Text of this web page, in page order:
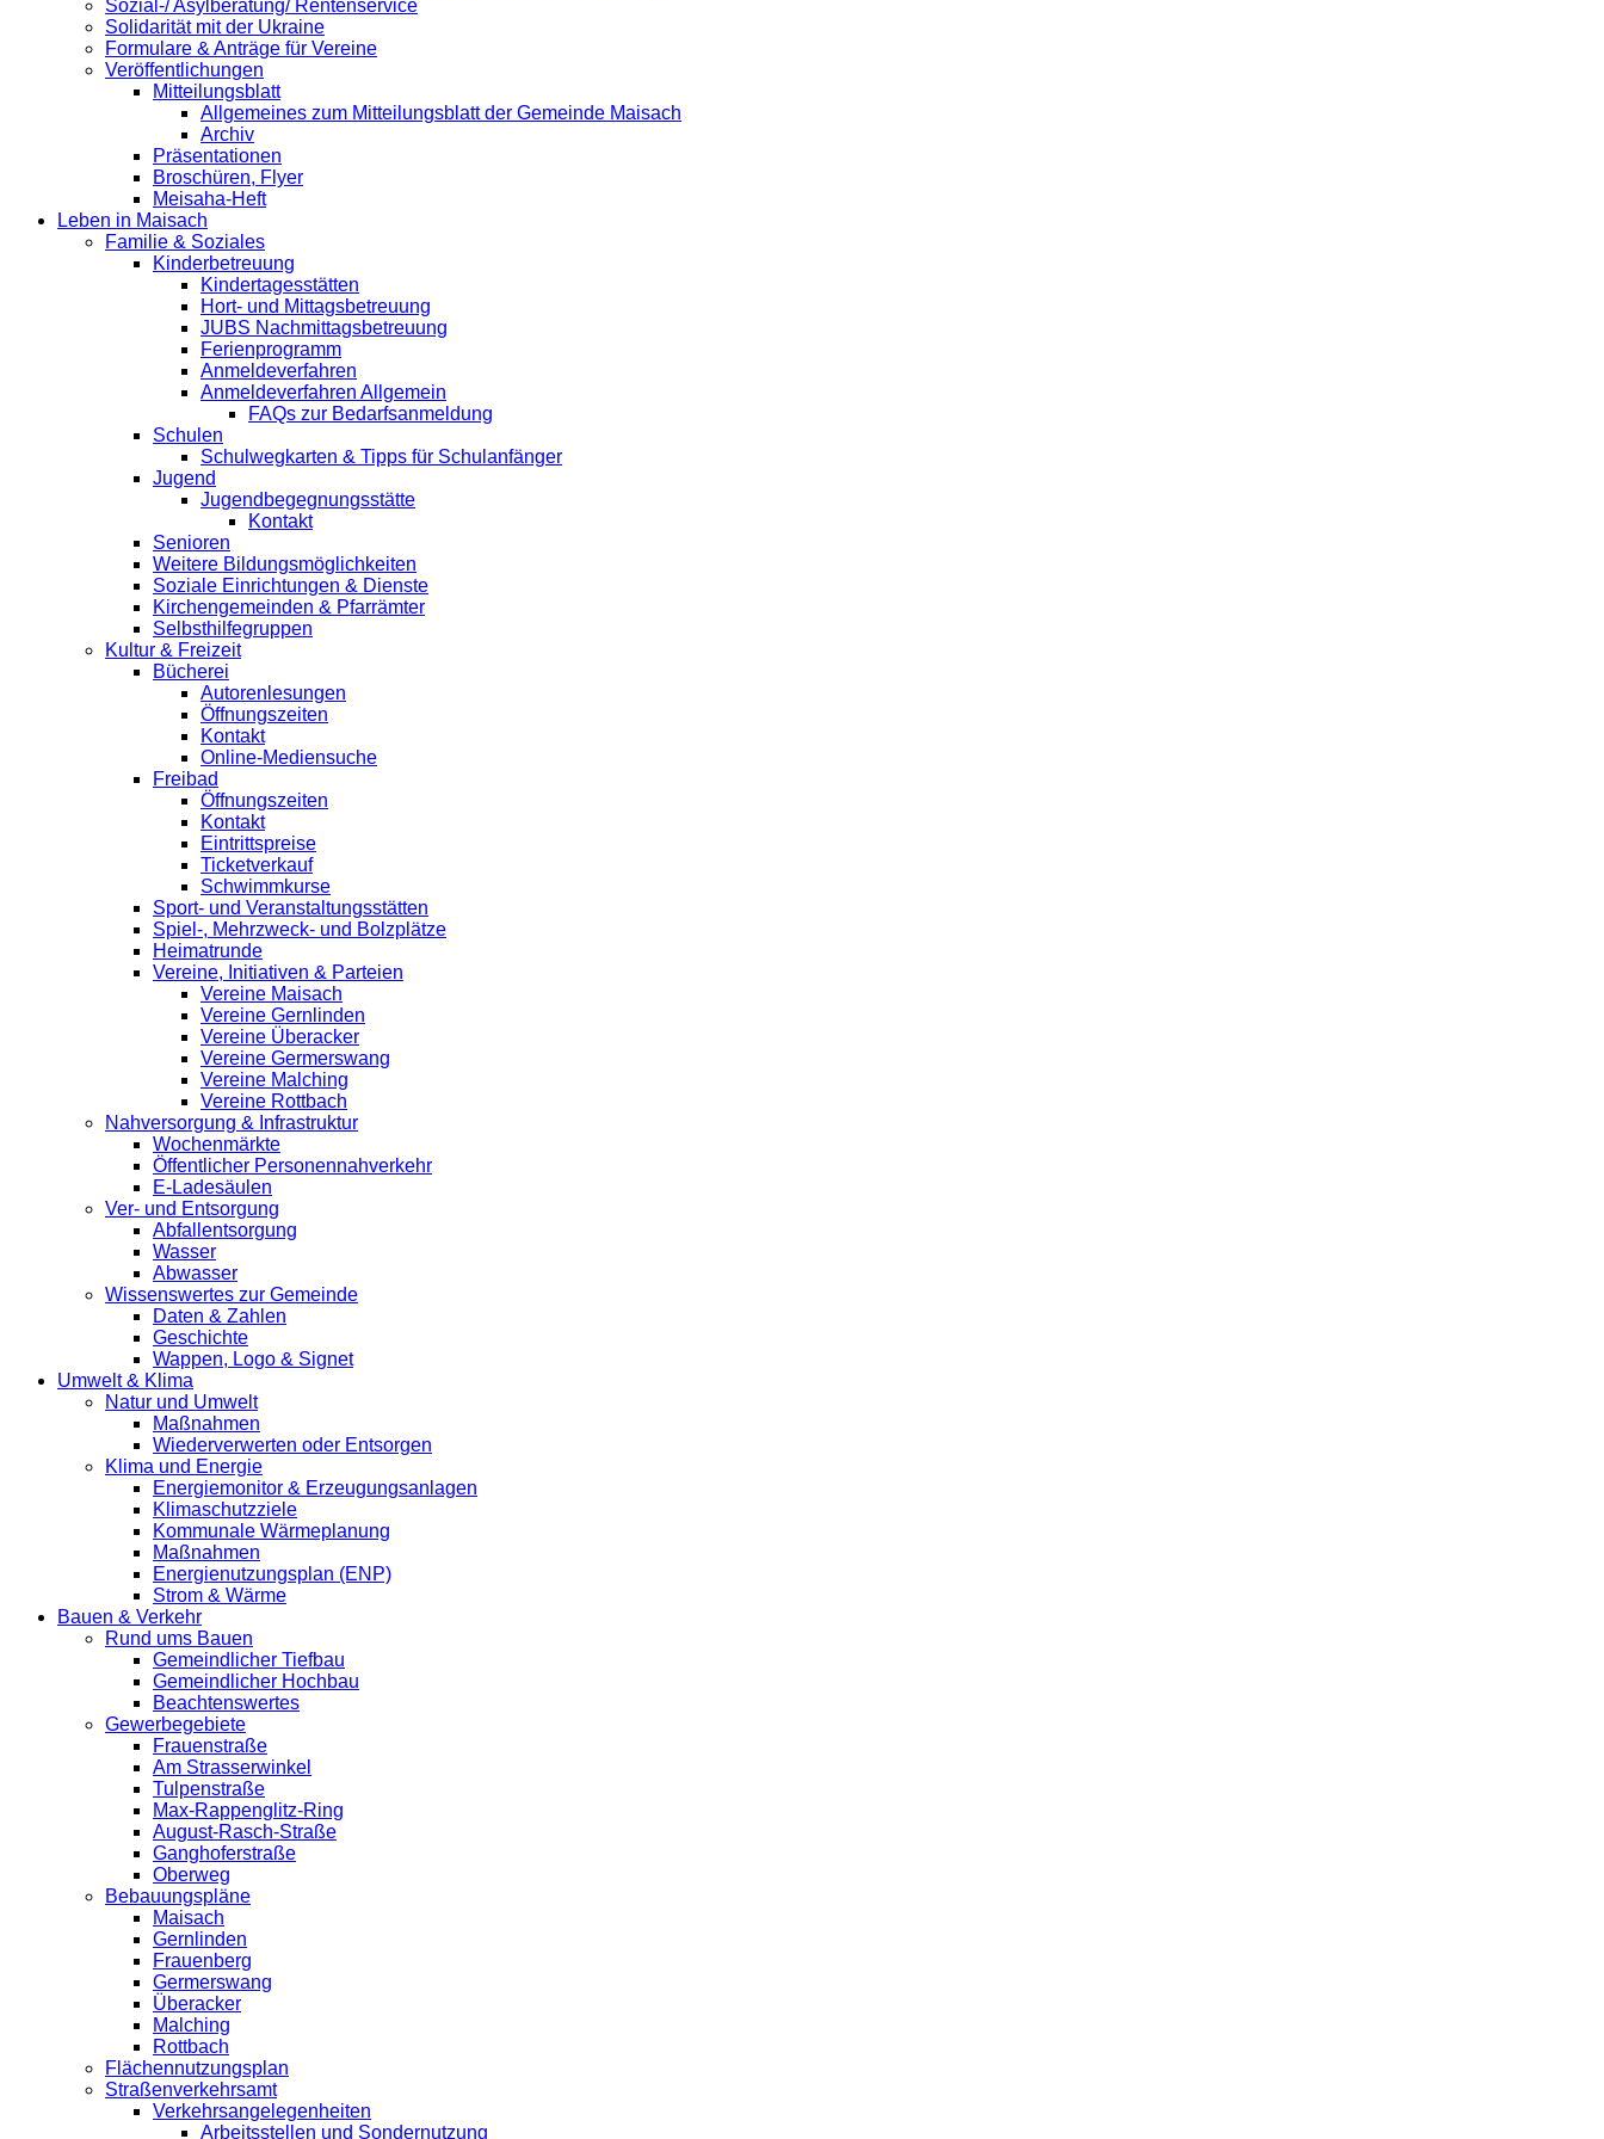
Sozial-/ Asylberatung/ Rentenservice
Solidarität mit der Ukraine
Formulare & Anträge für Vereine
Veröffentlichungen
Mitteilungsblatt
Allgemeines zum Mitteilungsblatt der Gemeinde Maisach
Archiv
Präsentationen
Broschüren, Flyer
Meisaha-Heft
Leben in Maisach
Familie & Soziales
Kinderbetreuung
Kindertagesstätten
Hort- und Mittagsbetreuung
JUBS Nachmittagsbetreuung
Ferienprogramm
Anmeldeverfahren
Anmeldeverfahren Allgemein
FAQs zur Bedarfsanmeldung
Schulen
Schulwegkarten & Tipps für Schulanfänger
Jugend
Jugendbegegnungsstätte
Kontakt
Senioren
Weitere Bildungsmöglichkeiten
Soziale Einrichtungen & Dienste
Kirchengemeinden & Pfarrämter
Selbsthilfegruppen
Kultur & Freizeit
Bücherei
Autorenlesungen
Öffnungszeiten
Kontakt
Online-Mediensuche
Freibad
Öffnungszeiten
Kontakt
Eintrittspreise
Ticketverkauf
Schwimmkurse
Sport- und Veranstaltungsstätten
Spiel-, Mehrzweck- und Bolzplätze
Heimatrunde
Vereine, Initiativen & Parteien
Vereine Maisach
Vereine Gernlinden
Vereine Überacker
Vereine Germerswang
Vereine Malching
Vereine Rottbach
Nahversorgung & Infrastruktur
Wochenmärkte
Öffentlicher Personennahverkehr
E-Ladesäulen
Ver- und Entsorgung
Abfallentsorgung
Wasser
Abwasser
Wissenswertes zur Gemeinde
Daten & Zahlen
Geschichte
Wappen, Logo & Signet
Umwelt & Klima
Natur und Umwelt
Maßnahmen
Wiederverwerten oder Entsorgen
Klima und Energie
Energiemonitor & Erzeugungsanlagen
Klimaschutzziele
Kommunale Wärmeplanung
Maßnahmen
Energienutzungsplan (ENP)
Strom & Wärme
Bauen & Verkehr
Rund ums Bauen
Gemeindlicher Tiefbau
Gemeindlicher Hochbau
Beachtenswertes
Gewerbegebiete
Frauenstraße
Am Strasserwinkel
Tulpenstraße
Max-Rappenglitz-Ring
August-Rasch-Straße
Ganghoferstraße
Oberweg
Bebauungspläne
Maisach
Gernlinden
Frauenberg
Germerswang
Überacker
Malching
Rottbach
Flächennutzungsplan
Straßenverkehrsamt
Verkehrsangelegenheiten
Arbeitsstellen und Sondernutzung